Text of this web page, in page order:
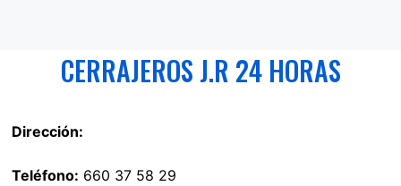
CERRAJEROS J.R 24 HORAS
Dirección:
Teléfono: 660 37 58 29